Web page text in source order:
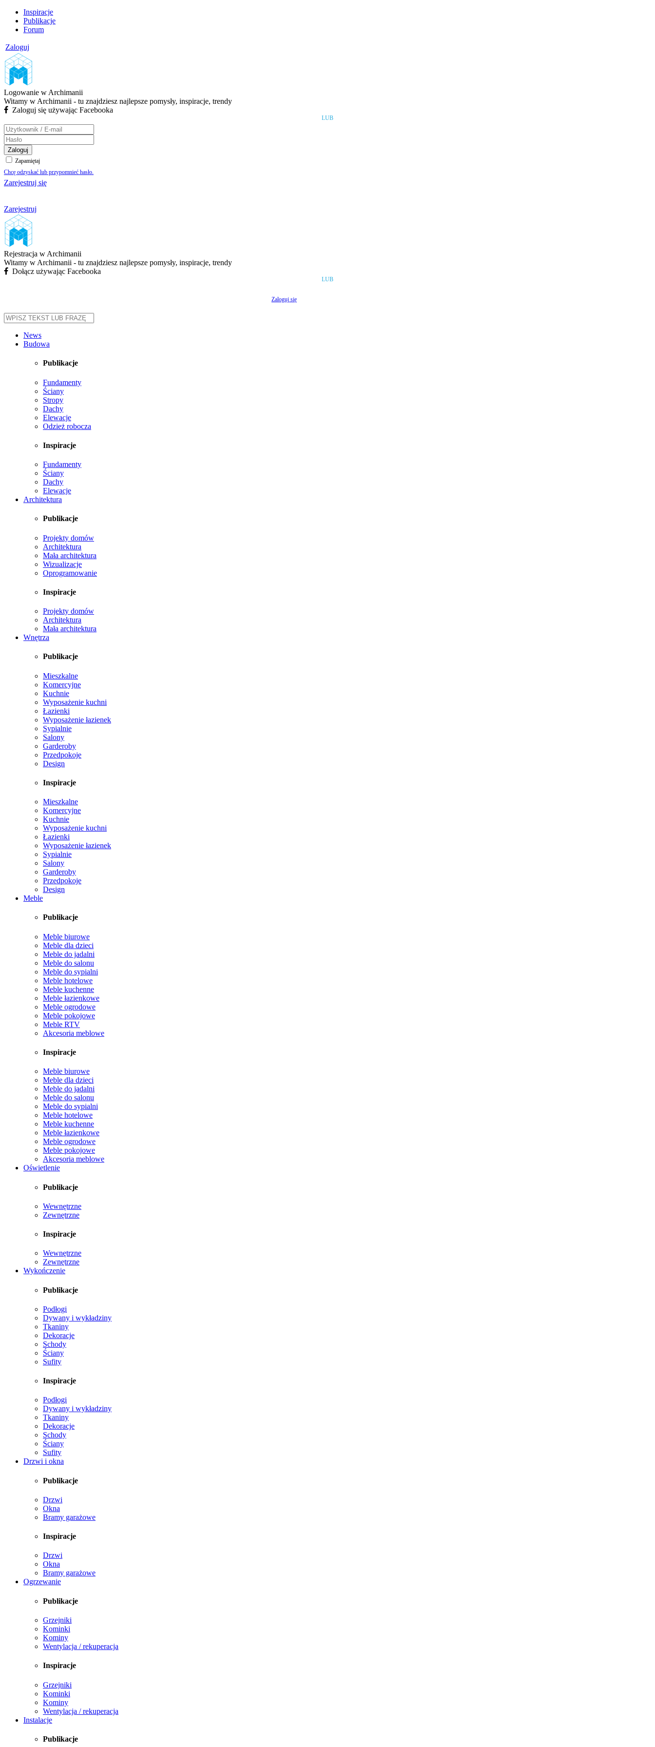
Inspiracje
Publikacje
Forum
Zaloguj
Logowanie w Archimanii
Witamy w Archimanii - tu znajdziesz najlepsze pomysły, inspiracje, trendy
Zaloguj się używając Facebooka
LUB
Zaloguj
Zapamiętaj
Chcę odzyskać lub przypomnieć hasło.
Zarejestruj się
Zarejestruj
Rejestracja w Archimanii
Witamy w Archimanii - tu znajdziesz najlepsze pomysły, inspiracje, trendy
Dołącz używając Facebooka
LUB
Zaloguj się
News
Budowa
Publikacje
Fundamenty
Ściany
Stropy
Dachy
Elewacje
Odzież robocza
Inspiracje
Fundamenty
Ściany
Dachy
Elewacje
Architektura
Publikacje
Projekty domów
Architektura
Mała architektura
Wizualizacje
Oprogramowanie
Inspiracje
Projekty domów
Architektura
Mała architektura
Wnętrza
Publikacje
Mieszkalne
Komercyjne
Kuchnie
Wyposażenie kuchni
Łazienki
Wyposażenie łazienek
Sypialnie
Salony
Garderoby
Przedpokoje
Design
Inspiracje
Mieszkalne
Komercyjne
Kuchnie
Wyposażenie kuchni
Łazienki
Wyposażenie łazienek
Sypialnie
Salony
Garderoby
Przedpokoje
Design
Meble
Publikacje
Meble biurowe
Meble dla dzieci
Meble do jadalni
Meble do salonu
Meble do sypialni
Meble hotelowe
Meble kuchenne
Meble łazienkowe
Meble ogrodowe
Meble pokojowe
Meble RTV
Akcesoria meblowe
Inspiracje
Meble biurowe
Meble dla dzieci
Meble do jadalni
Meble do salonu
Meble do sypialni
Meble hotelowe
Meble kuchenne
Meble łazienkowe
Meble ogrodowe
Meble pokojowe
Akcesoria meblowe
Oświetlenie
Publikacje
Wewnętrzne
Zewnętrzne
Inspiracje
Wewnętrzne
Zewnętrzne
Wykończenie
Publikacje
Podłogi
Dywany i wykładziny
Tkaniny
Dekoracje
Schody
Ściany
Sufity
Inspiracje
Podłogi
Dywany i wykładziny
Tkaniny
Dekoracje
Schody
Ściany
Sufity
Drzwi i okna
Publikacje
Drzwi
Okna
Bramy garażowe
Inspiracje
Drzwi
Okna
Bramy garażowe
Ogrzewanie
Publikacje
Grzejniki
Kominki
Kominy
Wentylacja / rekuperacja
Inspiracje
Grzejniki
Kominki
Kominy
Wentylacja / rekuperacja
Instalacje
Publikacje